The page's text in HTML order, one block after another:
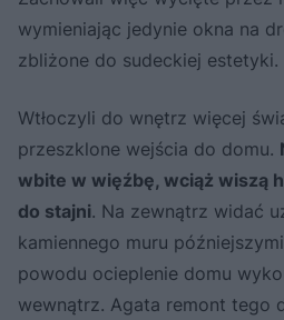
wymieniając jedynie okna na
zbliżone do sudeckiej estetyki.
Wtłoczyli do wnętrz więcej
przeszklone wejścia do domu.
wbite w więźbę, wciąż wiszą
do stajni. Na zewnątrz widać
kamiennego muru
powodu ocieplenie domu
wewnątrz. Agata remont tego